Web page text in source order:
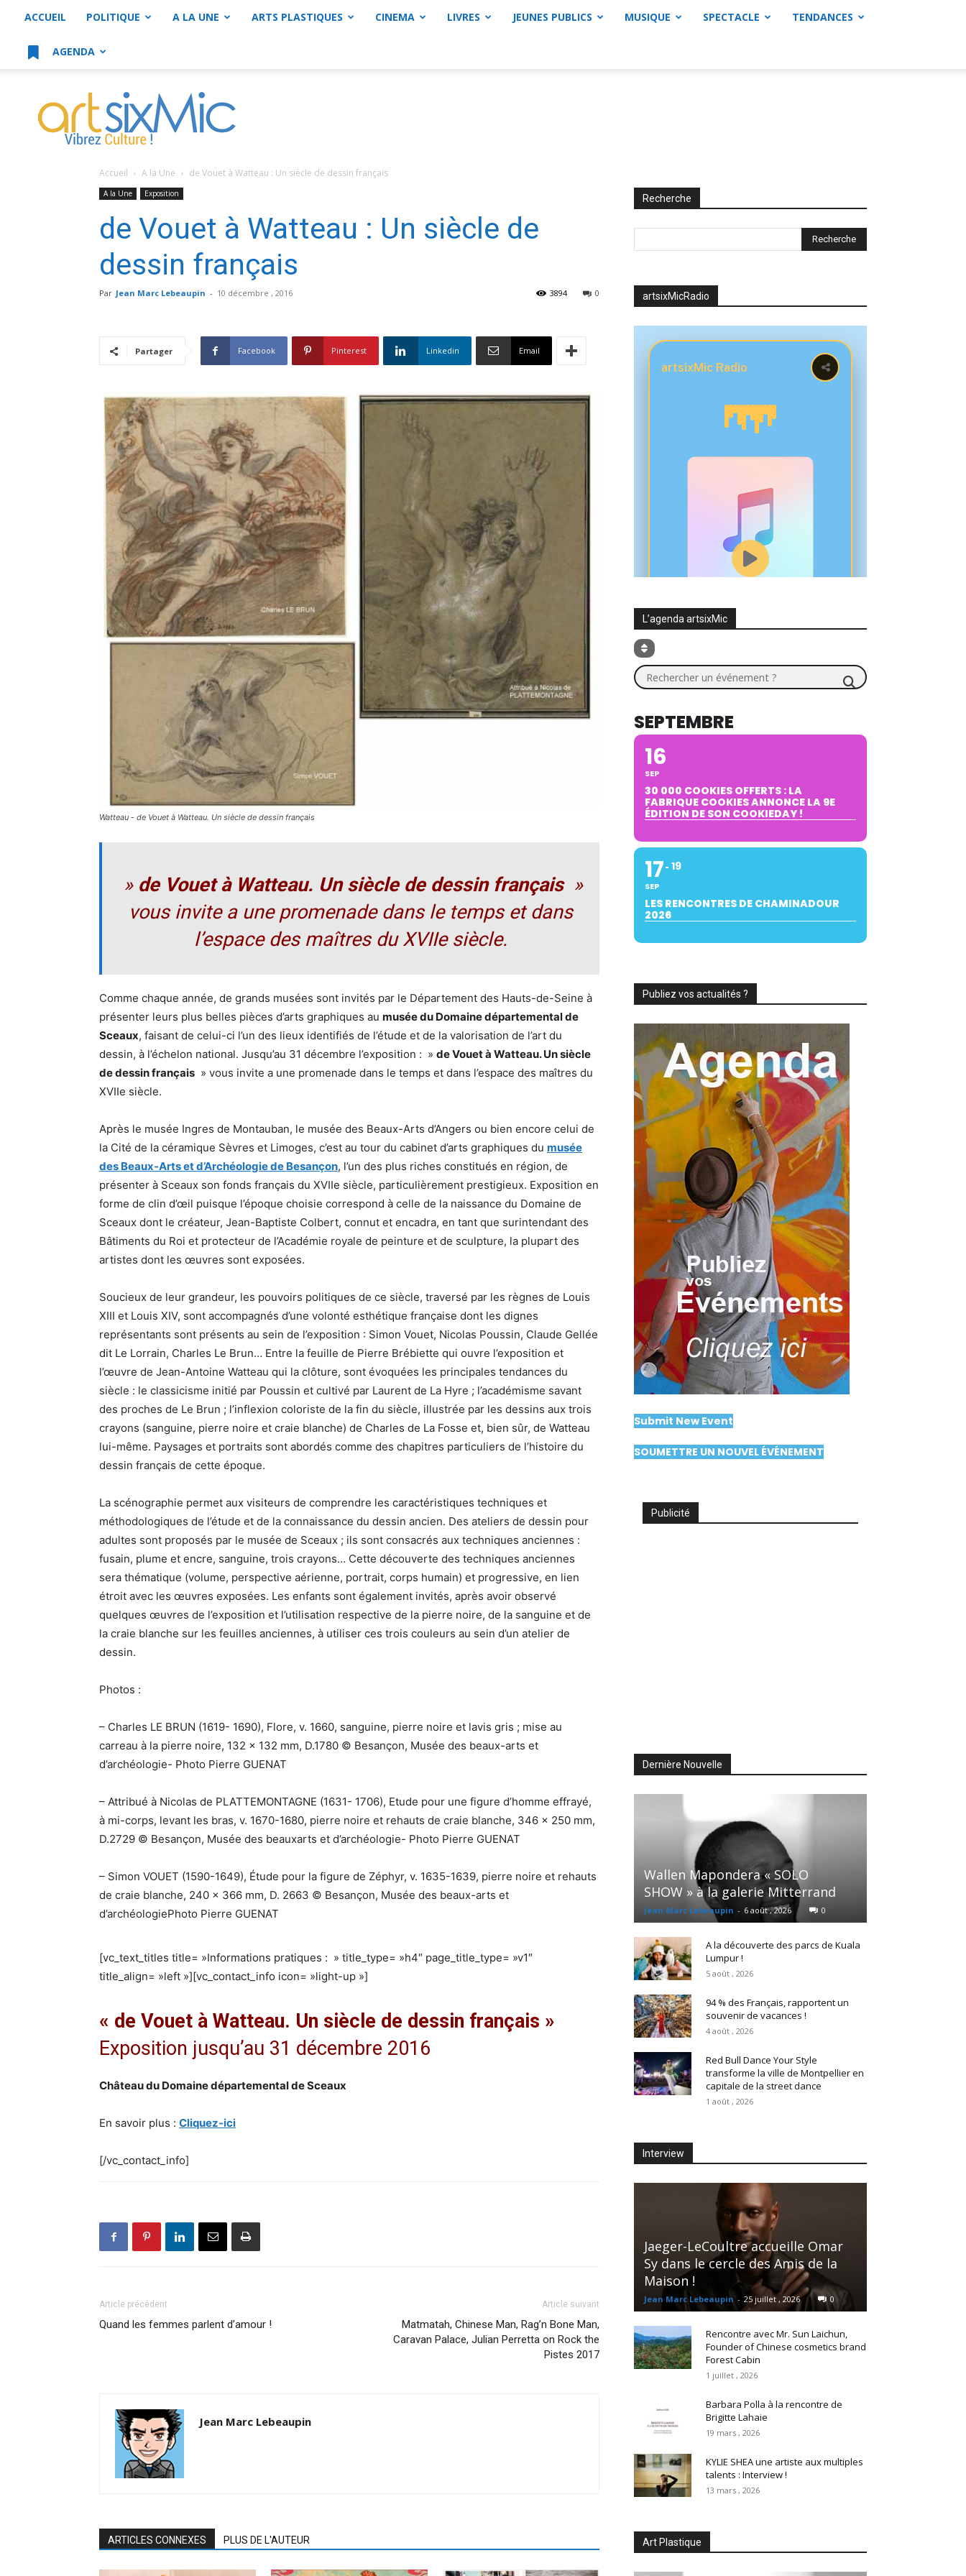
ACCUEIL POLITIQUE A LA UNE ARTS PLASTIQUES CINEMA LIVRES JEUNES PUBLICS MUSIQUE SPECTACLE TENDANCES
AGENDA
artsixMic
Accueil A la Une de Vouet à Watteau : Un siècle de dessin français
A la Une Exposition
de Vouet à Watteau : Un siècle de
dessin français
Par Jean Marc Lebeaupin - 10 décembre , 2016 0
3894
Partager Facebook Pinterest Linkedin Email
Watteau - de Vouet à Watteau. Un siècle de dessin français
» de Vouet à Watteau. Un siècle de dessin français»
vous invite a une promenade dans le temps et dans
l’espace des maîtres du XVIIe siècle.
Comme chaque année, de grands musées sont invités par le Département des Hauts-de-Seine à
présenter leurs plus belles pièces d’arts graphiques au musée du Domaine départemental de
Sceaux, faisant de celui-ci l’un des lieux identifiés de l’étude et de la valorisation de l’art du
dessin, à l’échelon national. Jusqu’au 31 décembre l’exposition : » de Vouet à Watteau. Un siècle
de dessin français » vous invite a une promenade dans le temps et dans l’espace des maîtres du
XVIIe siècle.
Après le musée Ingres de Montauban, le musée des Beaux-Arts d’Angers ou bien encore celui de
la Cité de la céramique Sèvres et Limoges, c’est au tour du cabinet d’arts graphiques du musée
des Beaux-Arts et d’Archéologie de Besançon, l’un des plus riches constitués en région, de
présenter à Sceaux son fonds français du XVIIe siècle, particulièrement prestigieux. Exposition en
forme de clin d’œil puisque l’époque choisie correspond à celle de la naissance du Domaine de
Sceaux dont le créateur, Jean-Baptiste Colbert, connut et encadra, en tant que surintendant des
Bâtiments du Roi et protecteur de l’Académie royale de peinture et de sculpture, la plupart des
artistes dont les œuvres sont exposées.
Soucieux de leur grandeur, les pouvoirs politiques de ce siècle, traversé par les règnes de Louis
XIII et Louis XIV, sont accompagnés d’une volonté esthétique française dont les dignes
représentants sont présents au sein de l’exposition : Simon Vouet, Nicolas Poussin, Claude Gellée
dit Le Lorrain, Charles Le Brun… Entre la feuille de Pierre Brébiette qui ouvre l’exposition et
l’œuvre de Jean-Antoine Watteau qui la clôture, sont évoquées les principales tendances du
siècle : le classicisme initié par Poussin et cultivé par Laurent de La Hyre ; l’académisme savant
des proches de Le Brun ; l’inflexion coloriste de la fin du siècle, illustrée par les dessins aux trois
crayons (sanguine, pierre noire et craie blanche) de Charles de La Fosse et, bien sûr, de Watteau
lui-même. Paysages et portraits sont abordés comme des chapitres particuliers de l’histoire du
dessin français de cette époque.
La scénographie permet aux visiteurs de comprendre les caractéristiques techniques et
méthodologiques de l’étude et de la connaissance du dessin ancien. Des ateliers de dessin pour
adultes sont proposés par le musée de Sceaux ; ils sont consacrés aux techniques anciennes :
fusain, plume et encre, sanguine, trois crayons… Cette découverte des techniques anciennes
sera thématique (volume, perspective aérienne, portrait, corps humain) et progressive, en lien
étroit avec les œuvres exposées. Les enfants sont également invités, après avoir observé
quelques œuvres de l’exposition et l’utilisation respective de la pierre noire, de la sanguine et de
la craie blanche sur les feuilles anciennes, à utiliser ces trois couleurs au sein d’un atelier de
dessin.
Photos :
– Charles LE BRUN (1619- 1690), Flore, v. 1660, sanguine, pierre noire et lavis gris ; mise au
carreau à la pierre noire, 132 x 132 mm, D.1780 © Besançon, Musée des beaux-arts et
d’archéologie- Photo Pierre GUENAT
– Attribué à Nicolas de PLATTEMONTAGNE (1631- 1706), Etude pour une figure d’homme effrayé,
à mi-corps, levant les bras, v. 1670-1680, pierre noire et rehauts de craie blanche, 346 x 250 mm,
D.2729 © Besançon, Musée des beauxarts et d’archéologie- Photo Pierre GUENAT
– Simon VOUET (1590-1649), Étude pour la figure de Zéphyr, v. 1635-1639, pierre noire et rehauts
de craie blanche, 240 x 366 mm, D. 2663 © Besançon, Musée des beaux-arts et
d’archéologiePhoto Pierre GUENAT
[vc_text_titles title= »Informations pratiques : » title_type= »h4″ page_title_type= »v1″
title_align= »left »][vc_contact_info icon= »light-up »]
« de Vouet à Watteau. Un siècle de dessin français »
Exposition jusqu’au 31 décembre 2016
Château du Domaine départemental de Sceaux
En savoir plus : Cliquez-ici
[/vc_contact_info]
Article précédent
Quand les femmes parlent d’amour !
Article suivant
Matmatah, Chinese Man, Rag’n Bone Man,
Caravan Palace, Julian Perretta on Rock the
Pistes 2017
Jean Marc Lebeaupin
ARTICLES CONNEXES PLUS DE L'AUTEUR
Recherche
artsixMicRadio
L’agenda artsixMic
Rechercher un événement ?
SEPTEMBRE
16
SEP
30 000 COOKIES OFFERTS : LA
FABRIQUE COOKIES ANNONCE LA 9E
ÉDITION DE SON COOKIEDAY !
17
SEP
19
LES RENCONTRES DE CHAMINADOUR
2026
Publiez vos actualités ?
Submit New Event
SOUMETTRE UN NOUVEL ÉVÉNEMENT
Publicité
Dernière Nouvelle
Wallen Mapondera « SOLO
SHOW » à la galerie Mitterrand
Jean Marc Lebeaupin - 6 août , 2026 0
A la découverte des parcs de Kuala
Lumpur !
5 août , 2026
94 % des Français, rapportent un
souvenir de vacances !
4 août , 2026
Red Bull Dance Your Style
transforme la ville de Montpellier en
capitale de la street dance
1 août , 2026
Interview
Jaeger-LeCoultre accueille Omar
Sy dans le cercle des Amis de la
Maison !
Jean Marc Lebeaupin - 25 juillet , 2026 0
Rencontre avec Mr. Sun Laichun,
Founder of Chinese cosmetics brand
Forest Cabin
1 juillet , 2026
Barbara Polla à la rencontre de
Brigitte Lahaie
19 mars , 2026
KYLIE SHEA une artiste aux multiples
talents : Interview !
13 mars , 2026
Art Plastique